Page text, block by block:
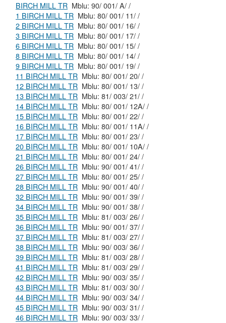
BIRCH MILL TR
Mblu: 90/ 001/ A/ /
1 BIRCH MILL TR
Mblu: 80/ 001/ 11/ /
2 BIRCH MILL TR
Mblu: 80/ 001/ 16/ /
3 BIRCH MILL TR
Mblu: 80/ 001/ 17/ /
6 BIRCH MILL TR
Mblu: 80/ 001/ 15/ /
8 BIRCH MILL TR
Mblu: 80/ 001/ 14/ /
9 BIRCH MILL TR
Mblu: 80/ 001/ 19/ /
11 BIRCH MILL TR
Mblu: 80/ 001/ 20/ /
12 BIRCH MILL TR
Mblu: 80/ 001/ 13/ /
13 BIRCH MILL TR
Mblu: 81/ 003/ 21/ /
14 BIRCH MILL TR
Mblu: 80/ 001/ 12A/ /
15 BIRCH MILL TR
Mblu: 80/ 001/ 22/ /
16 BIRCH MILL TR
Mblu: 80/ 001/ 11A/ /
17 BIRCH MILL TR
Mblu: 80/ 001/ 23/ /
20 BIRCH MILL TR
Mblu: 80/ 001/ 10A/ /
21 BIRCH MILL TR
Mblu: 80/ 001/ 24/ /
26 BIRCH MILL TR
Mblu: 90/ 001/ 41/ /
27 BIRCH MILL TR
Mblu: 80/ 001/ 25/ /
28 BIRCH MILL TR
Mblu: 90/ 001/ 40/ /
32 BIRCH MILL TR
Mblu: 90/ 001/ 39/ /
34 BIRCH MILL TR
Mblu: 90/ 001/ 38/ /
35 BIRCH MILL TR
Mblu: 81/ 003/ 26/ /
36 BIRCH MILL TR
Mblu: 90/ 001/ 37/ /
37 BIRCH MILL TR
Mblu: 81/ 003/ 27/ /
38 BIRCH MILL TR
Mblu: 90/ 003/ 36/ /
39 BIRCH MILL TR
Mblu: 81/ 003/ 28/ /
41 BIRCH MILL TR
Mblu: 81/ 003/ 29/ /
42 BIRCH MILL TR
Mblu: 90/ 003/ 35/ /
43 BIRCH MILL TR
Mblu: 81/ 003/ 30/ /
44 BIRCH MILL TR
Mblu: 90/ 003/ 34/ /
45 BIRCH MILL TR
Mblu: 90/ 003/ 31/ /
46 BIRCH MILL TR
Mblu: 90/ 003/ 33/ /